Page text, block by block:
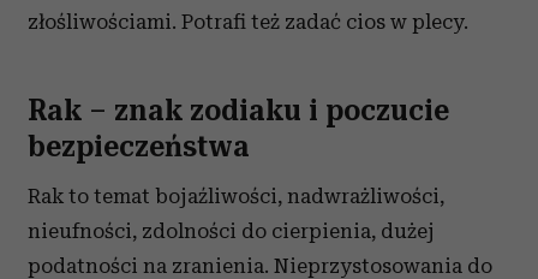
złośliwościami. Potrafi też zadać cios w plecy.
Rak – znak zodiaku i poczucie
bezpieczeństwa
Rak to temat bojaźliwości, nadwrażliwości,
nieufności, zdolności do cierpienia, dużej
podatności na zranienia. Nieprzystosowania do